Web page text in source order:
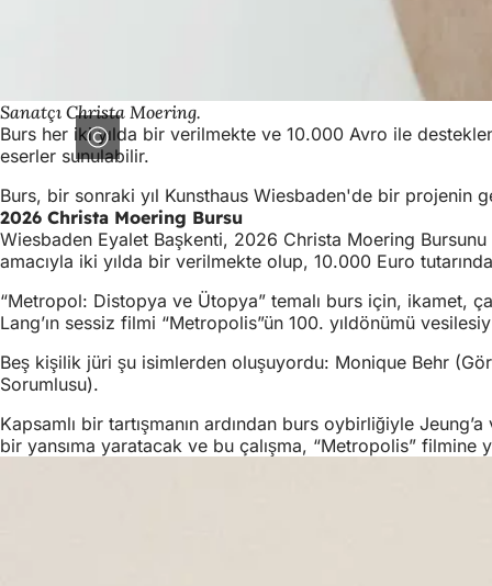
Sanatçı Christa Moering.
Burs her iki yılda bir verilmekte ve 10.000 Avro ile
eserler sunulabilir.
Burs, bir sonraki yıl Kunsthaus Wiesbaden'de bir projenin
2026 Christa Moering Bursu
Wiesbaden Eyalet Başkenti, 2026 Christa Moering Bursunu
amacıyla iki yılda bir verilmekte olup, 10.000 Euro
“Metropol: Distopya ve Ütopya” temalı burs için, ikamet,
Lang’ın sessiz filmi “Metropolis”ün 100. yıldönümü
Beş kişilik jüri şu isimlerden oluşuyordu: Monique Behr
Sorumlusu).
Kapsamlı bir tartışmanın ardından burs oybirliğiyle
bir yansıma yaratacak ve bu çalışma, “Metropolis”